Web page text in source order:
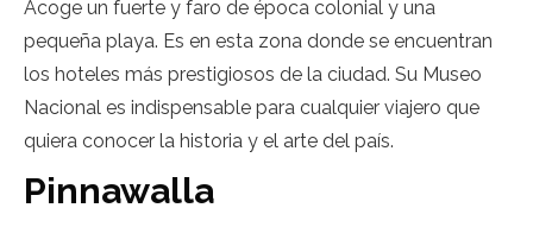
Acoge un fuerte y faro de época colonial y una
pequeña playa. Es en esta zona donde se encuentran
los hoteles más prestigiosos de la ciudad. Su Museo
Nacional es indispensable para cualquier viajero que
quiera conocer la historia y el arte del país.
Pinnawalla